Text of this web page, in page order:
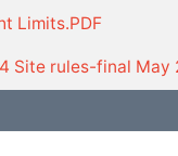
Limits.PDF
Site rules-final May